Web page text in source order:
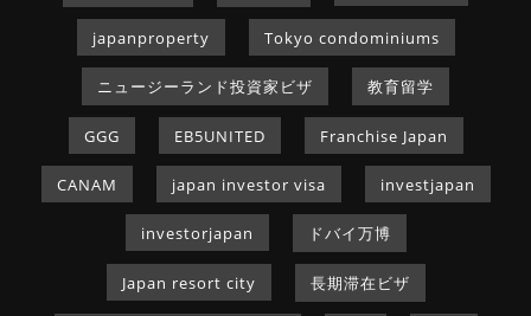
japanproperty Tokyo condominiums
ニュージーランド投資家ビザ 教育留学
GGG EB5UNITED Franchise Japan
CANAM japan investor visa investjapan
investorjapan ドバイ万博
Japan resort city 長期滞在ビザ